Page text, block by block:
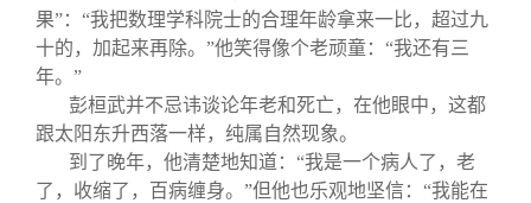
果”：“我把数理学科院士的合理年龄拿来一比，超过九
十的，加起来再除。”他笑得像个老顽童：“我还有三
年。”
彭桓武并不忌讳谈论年老和死亡，在他眼中，这都
跟太阳东升西落一样，纯属自然现象。
到了晚年，他清楚地知道：“我是一个病人了，老
了，收缩了，百病缠身。”但他也乐观地坚信：“我能在